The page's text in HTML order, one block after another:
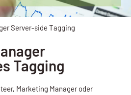
Server-side Tagging
Tagging
Marketing Manager oder